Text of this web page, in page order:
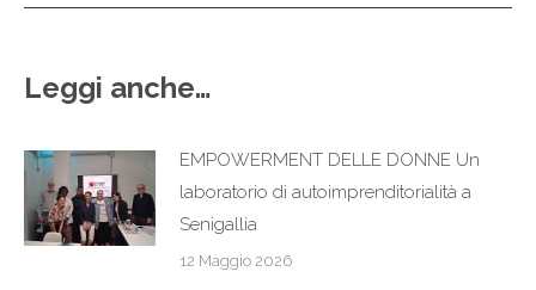
Leggi anche…
EMPOWERMENT DELLE DONNE Un
laboratorio di autoimprenditorialità a
Senigallia
12 Maggio 2026